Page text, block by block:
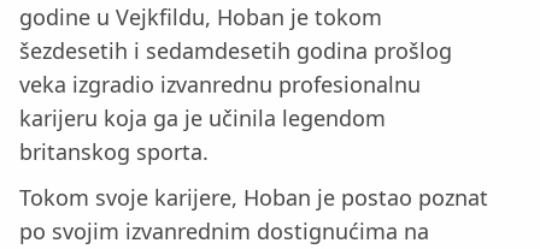
godine u Vejkfildu, Hoban je tokom
šezdesetih i sedamdesetih godina prošlog
veka izgradio izvanrednu profesionalnu
karijeru koja ga je učinila legendom
britanskog sporta.
Tokom svoje karijere, Hoban je postao poznat
po svojim izvanrednim dostignućima na